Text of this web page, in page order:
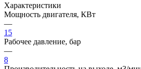
Характеристики
Мощность двигателя, КВт
—
15
Рабочее давление, бар
—
8